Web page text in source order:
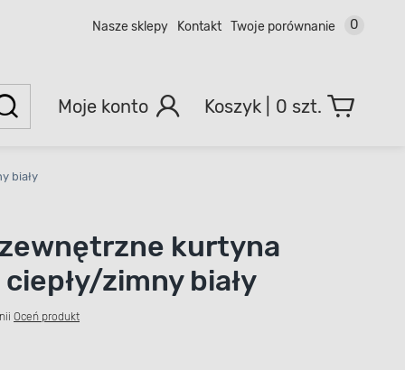
Nasze sklepy Kontakt Twoje porównanie 0
Moje konto 0 szt.
biały
kurtyna
ciepły/zimny biały
Oceń produkt